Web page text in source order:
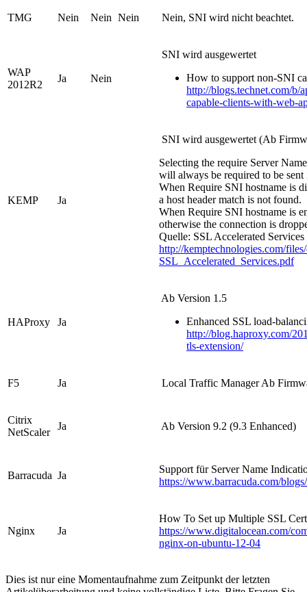
TMG Nein Nein Nein Nein, SNI wird nicht beachtet.
WAP
2012R2
Ja Nein
SNI wird ausgewertet
How to support non-SNI
http://blogs.technet.com/b/
capable-clients-with-web-
KEMP Ja
SNI wird ausgewertet (Ab
Selecting the require Server
will always be required to be
When Require SNI hostname is
a host header match is not found.
When Require SNI hostname is
otherwise the connection is
Quelle: SSL Accelerated
http://kemptechnologies.com/
SSL_Accelerated_Services.pdf
HAProxy Ja
Ab Version 1.5
Enhanced SSL load-
http://blog.haproxy.com/
tls-extension/
F5 Ja Local Traffic Manager Ab
Citrix
NetScaler
Ja Ab Version 9.2 (9.3 Enhanced)
Barracuda Ja
Support für Server Name
https://www.barracuda.com/
Nginx Ja
How To Set up Multiple SSL
https://www.digitalocean.com/
nginx-on-ubuntu-12-04
Dies ist nur eine Momentaufnahme zum Zeitpunkt der letzten